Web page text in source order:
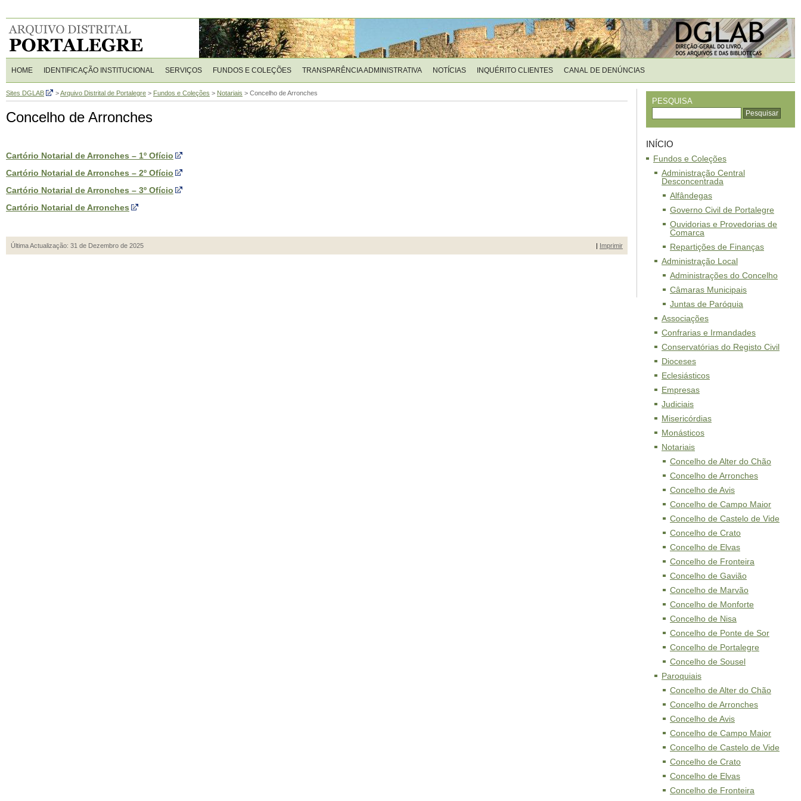
HOME IDENTIFICAÇÃO INSTITUCIONAL SERVIÇOS FUNDOS E COLEÇÕES TRANSPARÊNCIA ADMINISTRATIVA NOTÍCIAS INQUÉRITO CLIENTES CANAL DE DENÚNCIAS
Sites DGLAB >Arquivo Distrital de Portalegre > Fundos e Coleções > Notariais > Concelho de Arronches
Concelho de Arronches
Cartório Notarial de Arronches – 1º Ofício
Cartório Notarial de Arronches – 2º Ofício
Cartório Notarial de Arronches – 3º Ofício
Cartório Notarial de Arronches
Última Actualização: 31 de Dezembro de 2025 | Imprimir
PESQUISA
INÍCIO
Fundos e Coleções
Administração Central
Desconcentrada
Alfândegas
Governo Civil de Portalegre
Ouvidorias e Provedorias de
Comarca
Repartições de Finanças
Administração Local
Administrações do Concelho
Câmaras Municipais
Juntas de Paróquia
Associações
Confrarias e Irmandades
Conservatórias do Registo Civil
Dioceses
Eclesiásticos
Empresas
Judiciais
Misericórdias
Monásticos
Notariais
Concelho de Alter do Chão
Concelho de Arronches
Concelho de Avis
Concelho de Campo Maior
Concelho de Castelo de Vide
Concelho de Crato
Concelho de Elvas
Concelho de Fronteira
Concelho de Gavião
Concelho de Marvão
Concelho de Monforte
Concelho de Nisa
Concelho de Ponte de Sor
Concelho de Portalegre
Concelho de Sousel
Paroquiais
Concelho de Alter do Chão
Concelho de Arronches
Concelho de Avis
Concelho de Campo Maior
Concelho de Castelo de Vide
Concelho de Crato
Concelho de Elvas
Concelho de Fronteira